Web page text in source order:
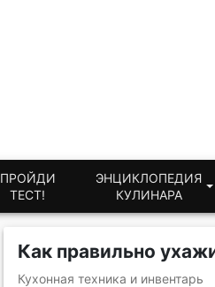
ПРОЙДИ
ТЕСТ!
ЭНЦИКЛОПЕДИЯ
КУЛИНАРА
Как правильно
Кухонная техника и инвентарь